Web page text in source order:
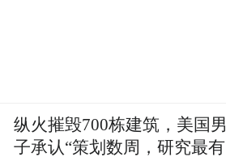
纵火摧毁700栋建筑，美国男
子承认“策划数周，研究最有